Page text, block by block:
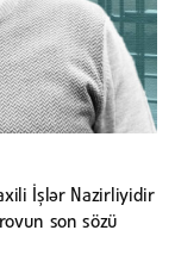
İşlər Nazirliyidir
son sözü